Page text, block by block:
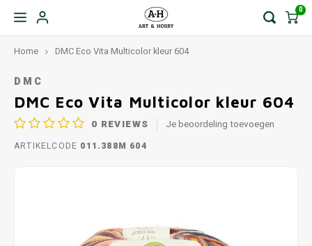
0
Home DMC Eco Vita Multicolor kleur 604
DMC
DMC Eco Vita Multicolor kleur 604
0 REVIEWS Je beoordeling toevoegen
ARTIKELCODE 011.388M 604